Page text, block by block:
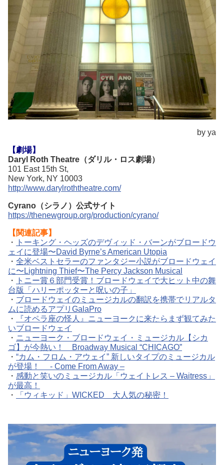
by ya
【劇場】
Daryl Roth Theatre（ダリル・ロス劇場）
101 East 15th St,
New York, NY 10003
http://www.darylroththeatre.com/
Cyrano（シラノ）公式サイト
https://thenewgroup.org/production/cyrano/
【関連記事】
・
トーキング・ヘッズのデヴィッド・バーンがブロードウ
ェイに登場〜David Byrne’s American Utopia
・ 全米ベストセラーのファンタジー小説がブロードウェイ
に〜Lightning Thief〜The Percy Jackson Musical
・
トニー賞６部門受賞！ブロードウェイで大ヒット中の舞
台版「ハリーポッターと呪いの子」
・ ブロードウェイのミュージカルの翻訳を携帯でリアルタ
ムに読めるアプリGalaPro
・
『オペラ座の怪人』ニューヨークに来たらまず観てみた
いブロードウェイ
・ ニューヨーク・ブロードウェイ・ミュージカル【シカ
ゴ】が今熱い！ Broadway Musical “CHICAGO”
・ “カム・フロム・アウェイ” 新しいタイプのミュージカル
が登場！ - Come From Away –
・ 感動と笑いのミュージカル「ウェイトレス – Waitress」
が最高！
・
「ウィキッド」WICKED 大人気の秘密！